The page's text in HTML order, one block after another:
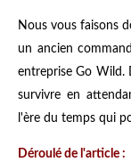
Nous vous faisons
un ancien
entreprise Go Wild.
survivre en
l'ère du temps qui
Déroulé de l'article :